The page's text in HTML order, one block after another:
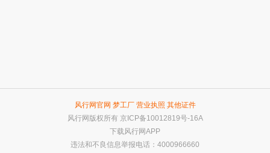
风行网官网 梦工厂 营业执照 其他证件
风行网版权所有 京ICP备10012819号-16A
下载风行网APP
违法和不良信息举报电话：4000966660